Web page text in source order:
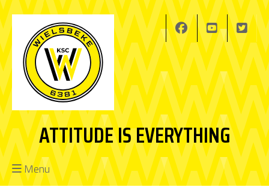
ATTITUDE IS EVERYTHING
Menu